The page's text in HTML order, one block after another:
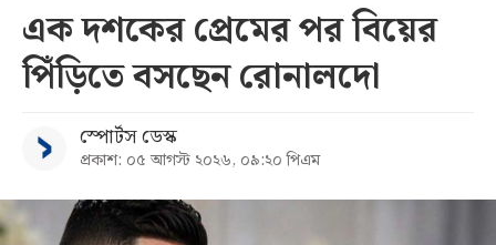
এক দশকের প্রেমের পর বিয়ের
পিঁড়িতে বসছেন রোনালদো
স্পোর্টস ডেস্ক
প্রকাশ: ০৫ আগস্ট ২০২৬, ০৯:২০ পিএম